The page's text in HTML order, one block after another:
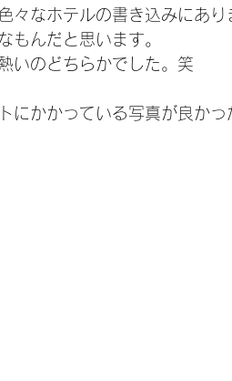
々なホテルの書き込みにあり
もんだと思います。
いのどちらかでした。笑
にかかっている写真が良かっ